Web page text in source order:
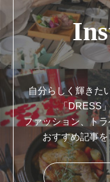
自分らしく輝きた
「DRESS
ファッション、ト
おすすめ記事